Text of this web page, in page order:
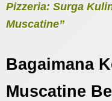
Pizzeria: Surga
Muscatine”
Bagaimana
Muscatine